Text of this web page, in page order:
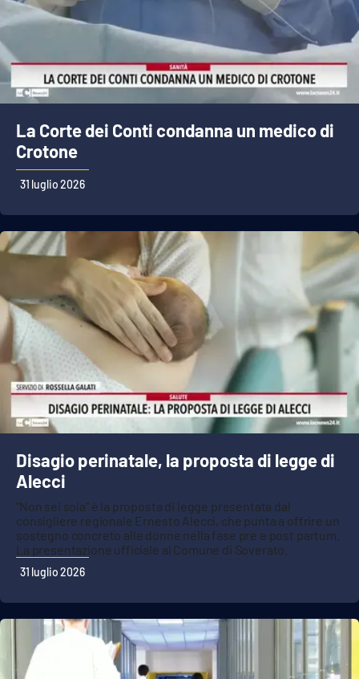
La Corte dei Conti condanna un medico di
Crotone
31 luglio 2026
Disagio perinatale, la proposta di legge di
Alecci
"Non sei sola" è la proposta di legge presentata dal
consigliere regionale Ernesto Alecci, che punta a offrire un
sostegno concreto alle donne nella fase pre e post partum.
La presentazione ufficiale al Comune di Soverato.
31 luglio 2026